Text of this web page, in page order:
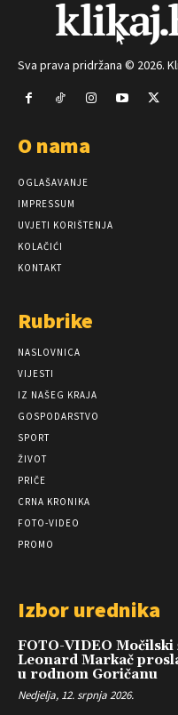
Sva prava pridržana © 2026.
O nama
OGLAŠAVANJE
IMPRESSUM
UVJETI KORIŠTENJA
KOLAČIĆI
KONTAKT
Rubrike
NASLOVNICA
VIJESTI
IZ NAŠEG KRAJA
GOSPODARSTVO
SPORT
ŽIVOT
PRIČE
CRNA KRONIKA
FOTO-VIDEO
PROMO
Izbor urednika
FOTO-VIDEO
Leonard Markač
u rodnom Goričanu
Nedjelja, 12. srpnja 2026.